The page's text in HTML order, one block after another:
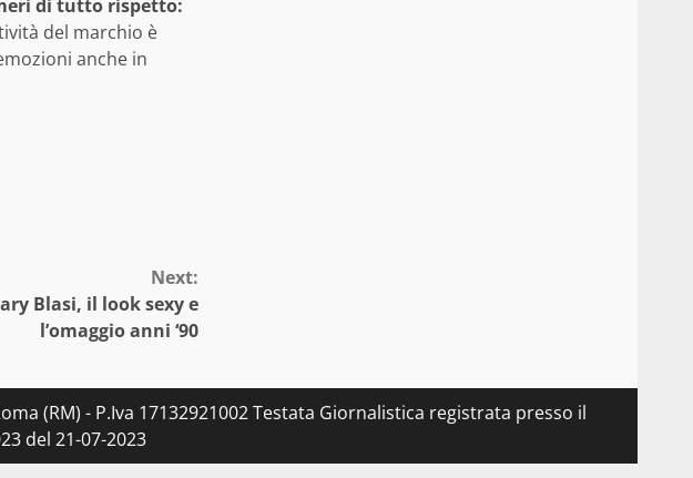
di tutto rispetto:
del marchio è
anche in
Next:
Blasi, il look sexy e
l’omaggio anni ‘90
(RM) - P.Iva 17132921002 Testata Giornalistica registrata presso il
del 21-07-2023